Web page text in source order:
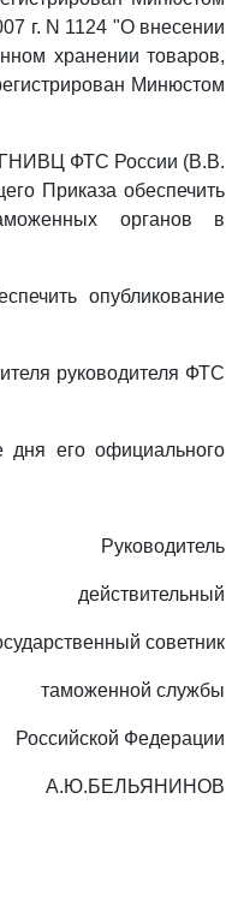
г. N 1124 "О внесении
хранении товаров,
Минюстом
ГНИВЦ ФТС России (В.В.
Приказа обеспечить
органов в
опубликование
руководителя ФТС
дня его официального
Руководитель
действительный
советник
таможенной службы
Российской Федерации
А.Ю.БЕЛЬЯНИНОВ